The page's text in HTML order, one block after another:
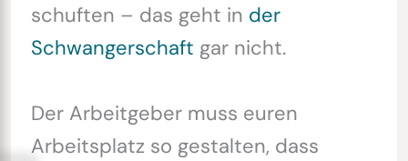
schuften – das geht in der
Schwangerschaft gar nicht.
Der Arbeitgeber muss euren
Arbeitsplatz so gestalten, dass